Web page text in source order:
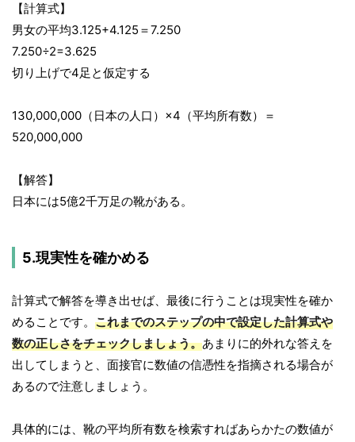
【計算式】
男女の平均3.125+4.125＝7.250
7.250÷2=3.625
切り上げで4足と仮定する
130,000,000（日本の人口）×4（平均所有数）＝
520,000,000
【解答】
日本には5億2千万足の靴がある。
5.現実性を確かめる
計算式で解答を導き出せば、最後に行うことは現実性を確か
めることです。 これまでのステップの中で設定した計算式や
数の正しさをチェックしましょう。あまりに的外れな答えを
出してしまうと、面接官に数値の信憑性を指摘される場合が
あるので注意しましょう。
具体的には、靴の平均所有数を検索すればあらかたの数値が